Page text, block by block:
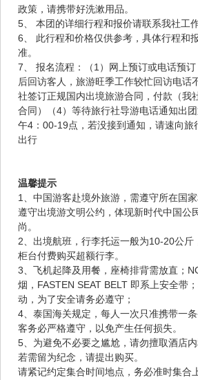
政策，请携带好洗漱用品。
5、 本团的详细行程和报价请联系我社工作
6、 此行程和价格仅供参考，具体行程和
准。
7、 报名流程：（1）网上预订或电话预
后回访客人，旅游旺季工作较忙回访电话
社签订正规国内出境旅游合同，付款（我
合同）（4）等待旅行社导游电话通知出
午4：00-19点，若没接到通知，请速向旅
出行
温馨提示
1、中国游客赴境外旅游，需遵守所在国家
遵守出境游文明公约，体现新时代中国公
尚。
2、出境航班，行李托运一般为10-20公斤
柜台付费购买超额行李。
3、飞机起降及用餐，座椅排背需放直；
烟，FASTEN SEAT BELT 即系上安全带
动，为了安全请务必遵守；
4、泰国海关规定，每人一次只准携带一
客务必严格遵守，以免产生任何损失。
5、为避免不必要之尴尬，请勿擅取酒店
若需留为纪念，请提出购买。
请紧记约定集合时间地点，务必准时集合